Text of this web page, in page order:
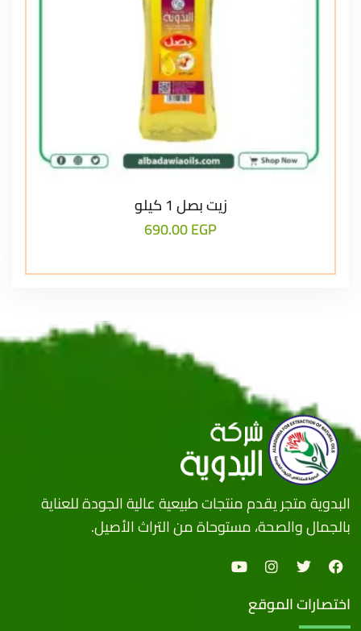
زيت بصل 1 كيلو
690.00EGP
البدوية متجر يقدم منتجات طبيعية عالية الجودة للعناية
بالجمال والصحة، مستوحاة من التراث الأصيل.
اختصارات الموقع